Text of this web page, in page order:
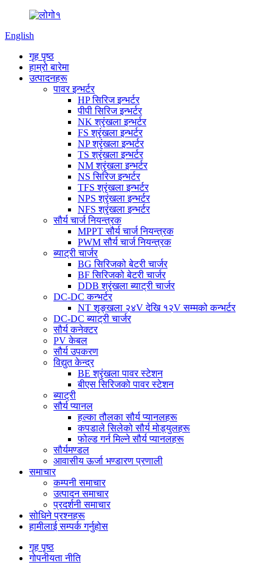
English
गृह पृष्ठ
हाम्रो बारेमा
उत्पादनहरू
पावर इन्भर्टर
HP सिरिज इन्भर्टर
पीपी सिरिज इन्भर्टर
NK श्रृंखला इन्भर्टर
FS श्रृंखला इन्भर्टर
NP श्रृंखला इन्भर्टर
TS श्रृंखला इन्भर्टर
NM श्रृंखला इन्भर्टर
NS सिरिज इन्भर्टर
TFS श्रृंखला इन्भर्टर
NPS श्रृंखला इन्भर्टर
NFS श्रृंखला इन्भर्टर
सौर्य चार्ज नियन्त्रक
MPPT सौर्य चार्ज नियन्त्रक
PWM सौर्य चार्ज नियन्त्रक
ब्याट्री चार्जर
BG सिरिजको बेटरी चार्जर
BF सिरिजको बेटरी चार्जर
DDB श्रृंखला ब्याट्री चार्जर
DC-DC कन्भर्टर
NT शृङ्खला २४V देखि १२V सम्मको कन्भर्टर
DC-DC ब्याट्री चार्जर
सौर्य कनेक्टर
PV केबल
सौर्य उपकरण
विद्युत केन्द्र
BE श्रृंखला पावर स्टेशन
बीएस सिरिजको पावर स्टेशन
ब्याट्री
सौर्य प्यानल
हल्का तौलका सौर्य प्यानलहरू
कपडाले सिलेको सौर्य मोड्युलहरू
फोल्ड गर्न मिल्ने सौर्य प्यानलहरू
सौर्यमण्डल
आवासीय ऊर्जा भण्डारण प्रणाली
समाचार
कम्पनी समाचार
उत्पादन समाचार
प्रदर्शनी समाचार
सोधिने प्रश्नहरू
हामीलाई सम्पर्क गर्नुहोस
गृह पृष्ठ
गोपनीयता नीति